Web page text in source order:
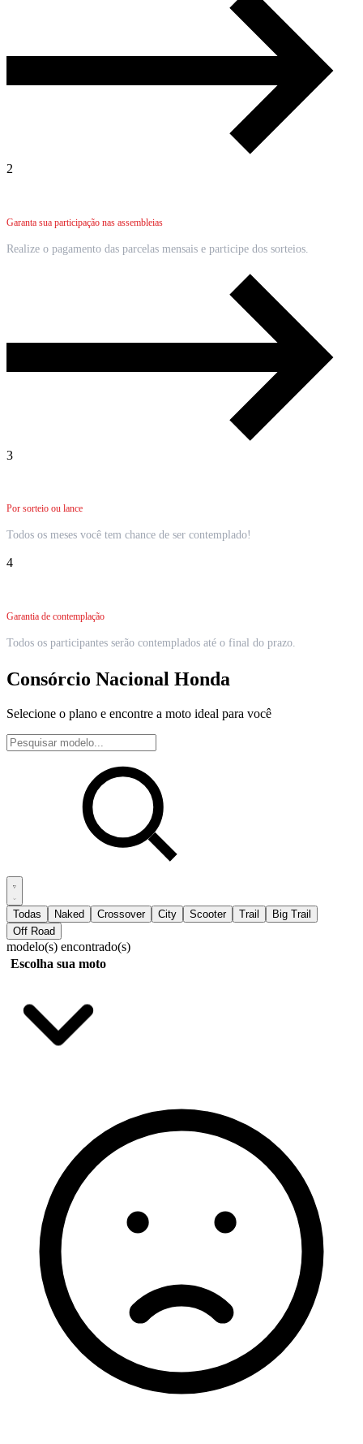
2
Garanta sua participação nas assembleias
Realize o pagamento das parcelas mensais e participe dos sorteios.
3
Por sorteio ou lance
Todos os meses você tem chance de ser contemplado!
4
Garantia de contemplação
Todos os participantes serão contemplados até o final do prazo.
Consórcio Nacional Honda
Selecione o plano e encontre a moto ideal para você
Todas Naked Crossover City Scooter Trail
Big Trail
Off Road
modelo(s) encontrado(s)
Escolha sua moto